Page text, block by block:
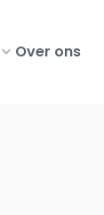
Over ons